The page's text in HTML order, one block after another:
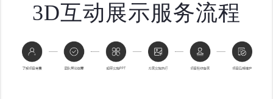
3D互动展示服务流程